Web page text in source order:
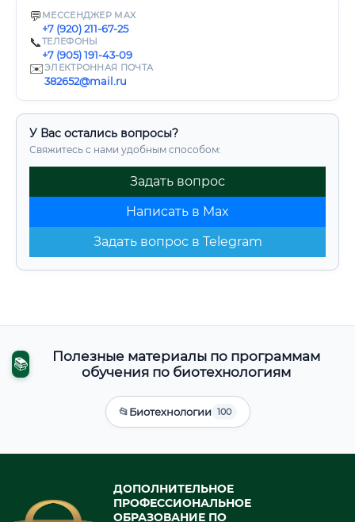
💬 МЕССЕНДЖЕР MAX
+7 (920) 211-67-25
📞ТЕЛЕФОНЫ
+7 (905) 191-43-09
✉️ЭЛЕКТРОННАЯ ПОЧТА
382652@mail.ru
У Вас остались вопросы?
Свяжитесь с нами удобным способом:
Задать вопрос
Написать в Max
Задать вопрос в Telegram
📚
Полезные материалы по программам
обучения по биотехнологиям
📂Биотехнологии 100
ДОПОЛНИТЕЛЬНОЕ
ПРОФЕССИОНАЛЬНОЕ
ОБРАЗОВАНИЕ ПО